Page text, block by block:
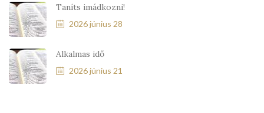
Taníts imádkozni!
2026 június 28
Alkalmas idő
2026 június 21